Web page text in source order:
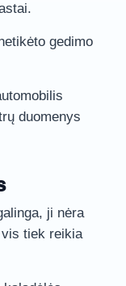
gedimo
duomenys
ji nėra
tiek reikia